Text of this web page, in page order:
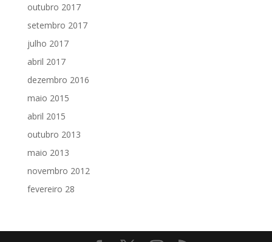
outubro 2017
setembro 2017
julho 2017
abril 2017
dezembro 2016
maio 2015
abril 2015
outubro 2013
maio 2013
novembro 2012
fevereiro 28